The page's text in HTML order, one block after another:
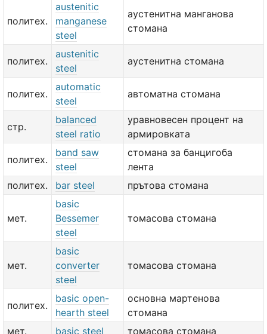
политех.
austenitic
manganese
steel
аустенитна манганова
стомана
политех.
austenitic
steel
аустенитна стомана
политех.
automatic
steel
автоматна стомана
стр.
balanced
steel ratio
уравновесен процент на
армировката
политех.
band saw
steel
стомана за банцигоба
лента
политех.
bar steel прътова стомана
мет.
basic
Bessemer
steel
томасова стомана
мет.
basic
converter
steel
томасова стомана
политех.
basic open-
hearth steel
основна мартенова
стомана
мет.
basic steel
томасова стомана